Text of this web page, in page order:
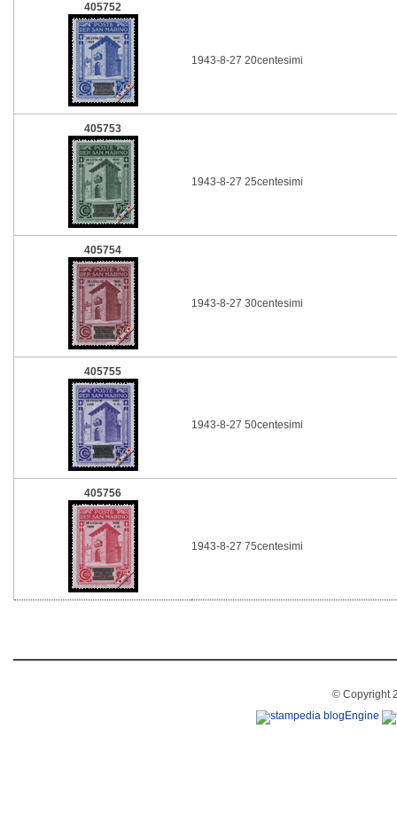
405752
1943-8-27 20centesimi
405753
1943-8-27 25centesimi
405754
1943-8-27 30centesimi
405755
1943-8-27 50centesimi
405756
1943-8-27 75centesimi
© Copyright